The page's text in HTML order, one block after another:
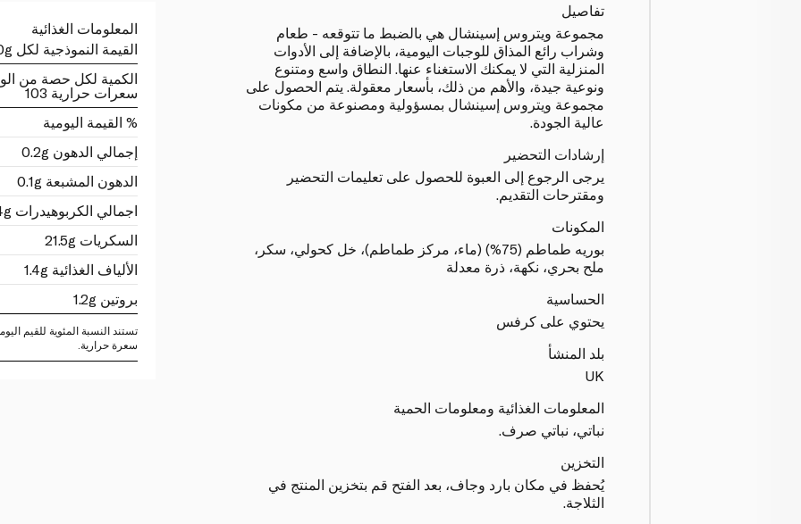
تفاصيل
مجموعة ويتروس إسينشال هي بالضبط ما تتوقعه - طعام
وشراب رائع المذاق للوجبات اليومية، بالإضافة إلى الأدوات
المنزلية التي لا يمكنك الاستغناء عنها. النطاق واسع ومتنوع
ونوعية جيدة، والأهم من ذلك، بأسعار معقولة. يتم الحصول على
مجموعة ويتروس إسينشال بمسؤولية ومصنوعة من مكونات
عالية الجودة.
إرشادات التحضير
يرجى الرجوع إلى العبوة للحصول على تعليمات التحضير
ومقترحات التقديم.
المكونات
بوريه طماطم (75%) (ماء، مركز طماطم)، خل كحولي، سكر،
ملح بحري، نكهة، ذرة معدلة
الحساسية
يحتوي على كرفس
بلد المنشأ
UK
المعلومات الغذائية ومعلومات الحمية
نباتي، نباتي صرف.
التخزين
يُحفظ في مكان بارد وجاف، بعد الفتح قم بتخزين المنتج في
الثلاجة.
المعلومات الغذائية
القيمة النموذجية لكل 100g
الكمية لكل حصة من
سعرات حرارية 103
% القيمة اليومية
إجمالي الدهون 0.2g
الدهون المشبعة 0.1g
اجمالي الكربوهيدرات 23.4g
السكريات 21.5g
الألياف الغذائية 1.4g
بروتين 1.2g
سعرة حرارية.